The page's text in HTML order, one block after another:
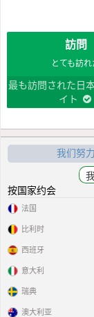
訪問
とても訪れ
最も訪問された日
イト
我们努
按国家约会
法国
比利时
西班牙
意大利
瑞典
澳大利亚